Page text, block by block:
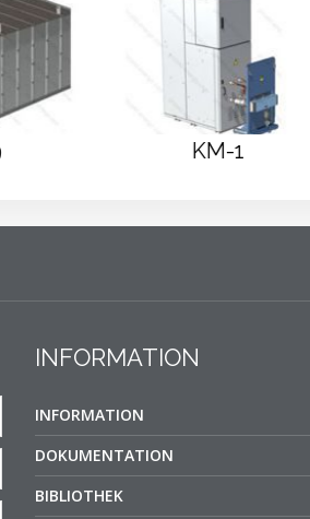
INFORMATION
INFORMATION
DOKUMENTATION
BIBLIOTHEK